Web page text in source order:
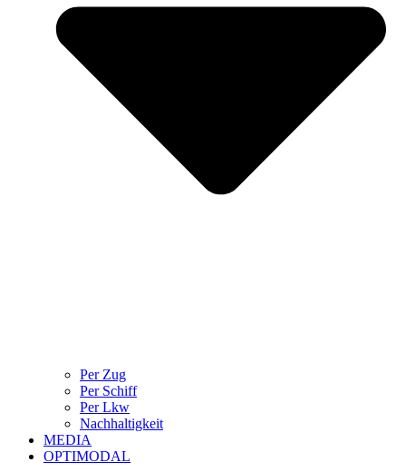
Per Zug
Per Schiff
Per Lkw
Nachhaltigkeit
MEDIA
OPTIMODAL